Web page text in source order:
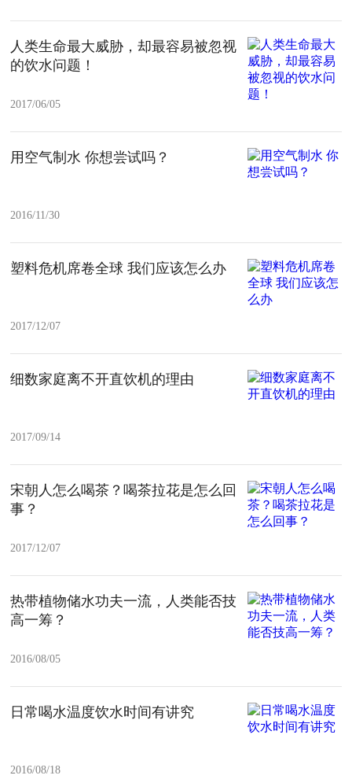
人类生命最大威胁，却最容易被忽视
的饮水问题！
2017/06/05
用空气制水 你想尝试吗？
2016/11/30
塑料危机席卷全球 我们应该怎么办
2017/12/07
细数家庭离不开直饮机的理由
2017/09/14
宋朝人怎么喝茶？喝茶拉花是怎么回
事？
2017/12/07
热带植物储水功夫一流，人类能否技
高一筹？
2016/08/05
日常喝水温度饮水时间有讲究
2016/08/18